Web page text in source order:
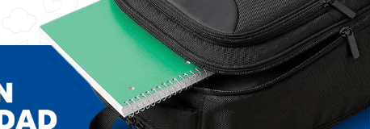
-12%
NUEVO